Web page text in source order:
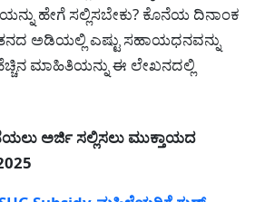
ಹೇಗೆ ಸಲ್ಲಿಸಬೇಕು? ಕೊನೆಯ ದಿನಾಂಕ
ಅಡಿಯಲ್ಲಿ ಎಷ್ಟು ಸಹಾಯಧನವನ್ನು
ಮಾಹಿತಿಯನ್ನು ಈ ಲೇಖನದಲ್ಲಿ
ಅರ್ಜಿ ಸಲ್ಲಿಸಲು ಮುಕ್ತಾಯದ